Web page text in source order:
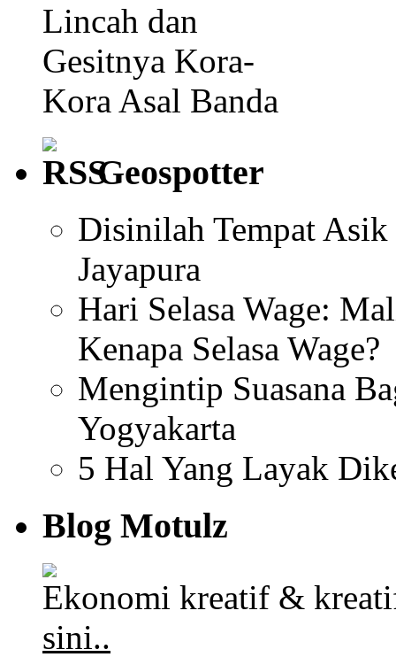
Lincah dan
Gesitnya Kora-
Kora Asal Banda
Geospotter
Disinilah Tempat
Jayapura
Hari Selasa Wage:
Kenapa Selasa Wage?
Mengintip Suasana
Yogyakarta
5 Hal Yang Layak
Blog Motulz
Ekonomi kreatif &
sini..